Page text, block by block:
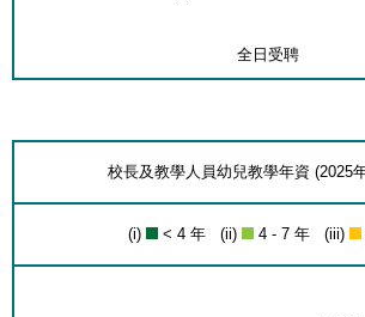
全日受聘
校長及教學人員幼兒教學年資 (2025
(i) < 4 年 (ii) 4 - 7 年 (iii)